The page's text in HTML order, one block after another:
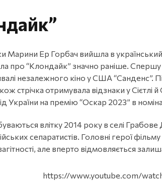
Ер Горбач вийшла в
про “Клондайк” значно раніше.
незалежного кіно у США “Санденс”.
стрічка отримувала відзнаки у
України на премію “Оскар 2023” в
влітку 2014 року в селі
сепаратистів. Головні герої
але вперто відмовляється
https://www.youtube.com/